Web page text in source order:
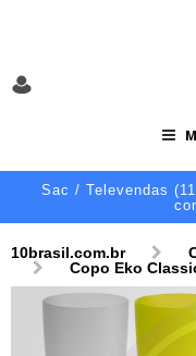
Sac / Televendas
10brasil.com.br
Copo Eko